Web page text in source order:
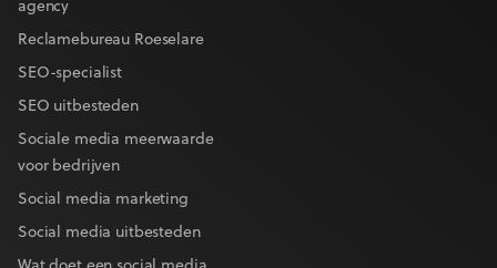
agency
Reclamebureau Roeselare
SEO-specialist
SEO uitbesteden
Sociale media meerwaarde
voor bedrijven
Social media marketing
Social media uitbesteden